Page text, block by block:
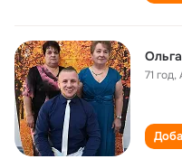
71 год,